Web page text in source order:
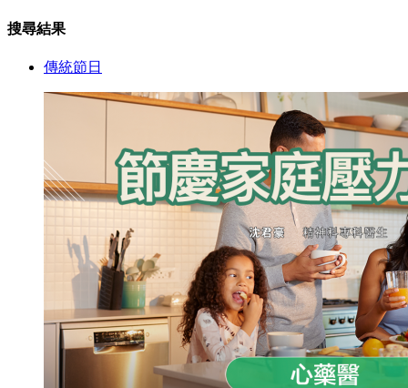
搜尋結果
傳統節日